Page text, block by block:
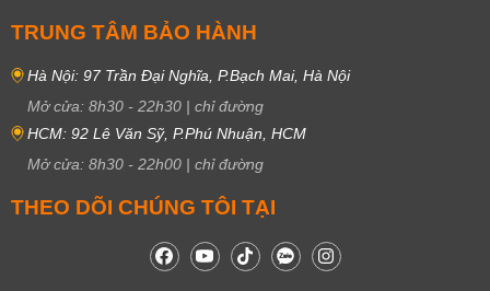
TRUNG TÂM BẢO HÀNH
Hà Nội: 97 Trần Đại Nghĩa, P.Bạch Mai, Hà Nội
Mở cửa: 8h30 - 22h30 | chỉ đường
HCM: 92 Lê Văn Sỹ, P.Phú Nhuận, HCM
Mở cửa: 8h30 - 22h00 | chỉ đường
THEO DÕI CHÚNG TÔI TẠI